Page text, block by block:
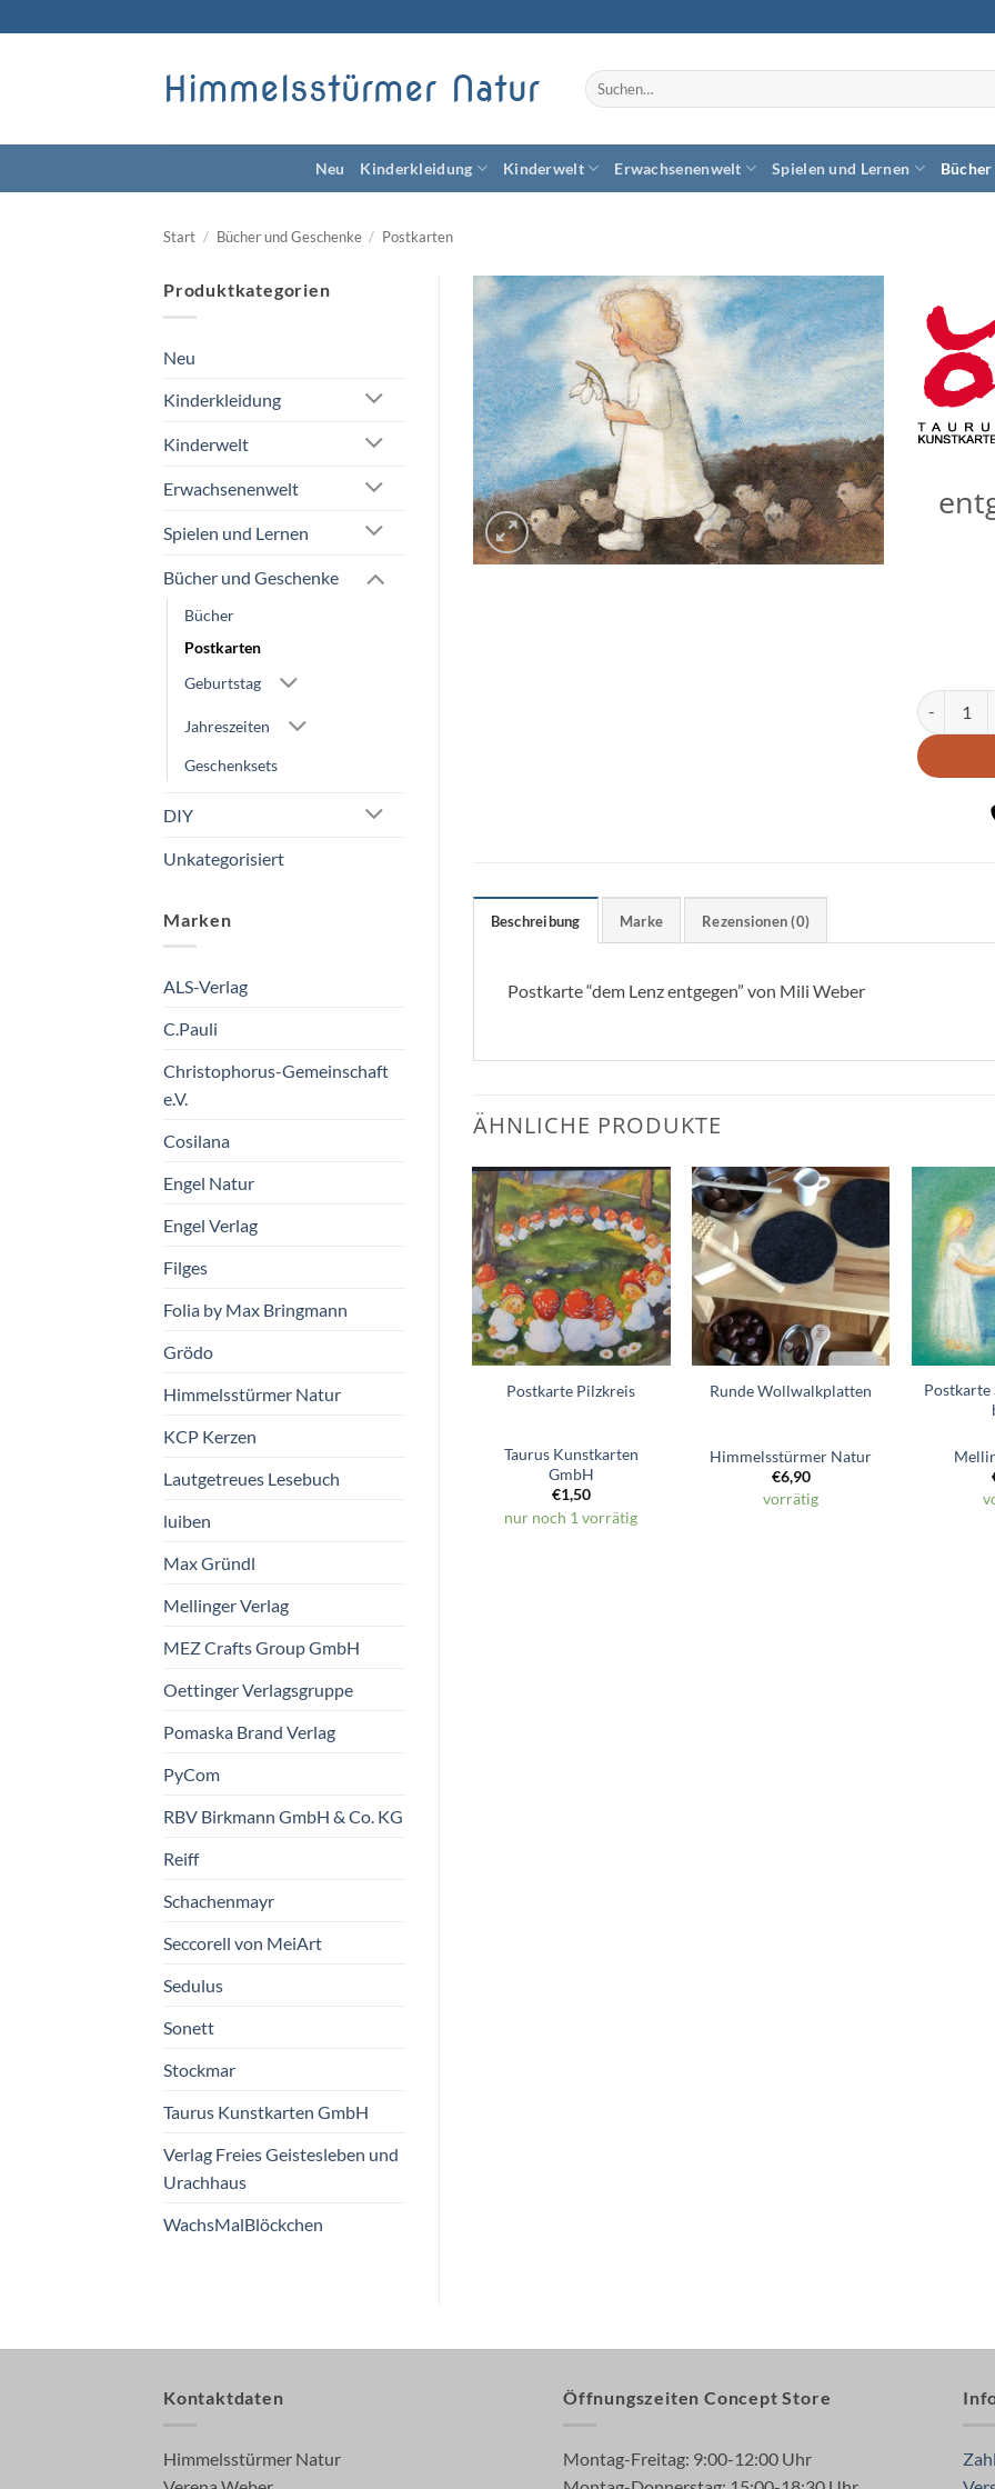
Inhalt
Himmelsstürmer Natur
Suchen
nach:
Neu Kinderkleidung Kinderwelt Erwachsenenwelt Spielen und Lernen
Start / Bücher und Geschenke / Postkarten
Produktkategorien
Neu
Kinderkleidung
Kinderwelt
Erwachsenenwelt
Spielen und Lernen
Bücher und Geschenke
Bücher
Postkarten
Geburtstag
Jahreszeiten
Geschenksets
DIY
Unkategorisiert
Marken
ALS-Verlag
C.Pauli
Christophorus-Gemeinschaft
e.V.
Cosilana
Engel Natur
Engel Verlag
Filges
Folia by Max Bringmann
Grödo
Himmelsstürmer Natur
KCP Kerzen
Lautgetreues Lesebuch
luiben
Max Gründl
Mellinger Verlag
MEZ Crafts Group GmbH
Oettinger Verlagsgruppe
Pomaska Brand Verlag
PyCom
RBV Birkmann GmbH & Co. KG
Reiff
Schachenmayr
Seccorell von MeiArt
Sedulus
Sonett
Stockmar
Taurus Kunstkarten GmbH
Verlag Freies Geistesleben und
Urachhaus
WachsMalBlöckchen
Zum
Wunschzettel
hinzufügen
Postkarte
Beschreibung Marke Rezensionen (0)
Postkarte “dem Lenz entgegen” von Mili Weber
ÄHNLICHE PRODUKTE
Zum
Wunschzettel
hinzufügen
Postkarte Pilzkreis
Taurus Kunstkarten
GmbH
€1,50
nur noch 1 vorrätig
Zum
Wunschzettel
hinzufügen
Runde Wollwalkplatten
Himmelsstürmer Natur
€6,90
vorrätig
Postkarte
Zum
hinzufügen
Spieltücher aus
“Jahreszeiten”
Postkarte “Versteckt”
GmbH
Kontaktdaten
Himmelsstürmer Natur
Öffnungszeiten Concept Store
Montag-Freitag: 9:00-12:00 Uhr